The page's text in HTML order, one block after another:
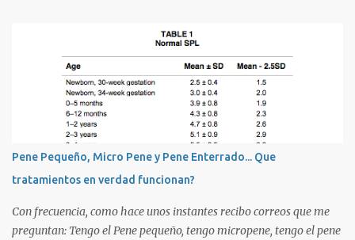
Pene Pequeño, Micro Pene y Pene Enterrado... Que
tratamientos en verdad funcionan?
Con frecuencia, como hace unos instantes recibo correos que me
preguntan: Tengo el Pene pequeño, tengo micropene, tengo el pene